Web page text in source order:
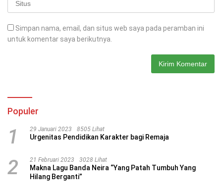
Simpan nama, email, dan situs web saya pada peramban ini
untuk komentar saya berikutnya.
Populer
1 29 Januari 2023 8505 Lihat
Urgenitas Pendidikan Karakter bagi Remaja
2 21 Februari 2023 3028 Lihat
Makna Lagu Banda Neira “Yang Patah Tumbuh Yang
Hilang Berganti”